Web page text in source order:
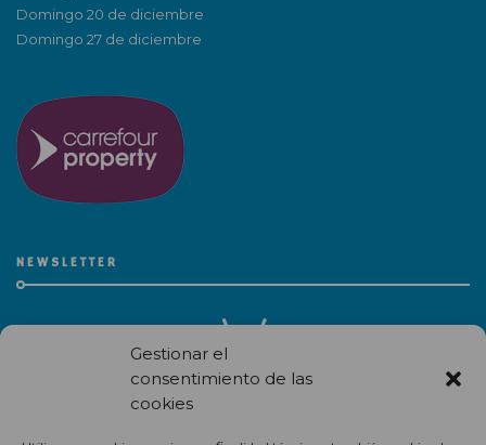
Gestionar el
consentimiento de las
cookies
Domingo 20 de diciembre
Domingo 27 de diciembre
NEWSLETTER